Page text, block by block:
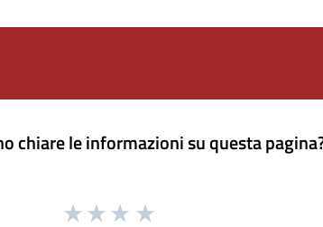
chiare le informazioni su questa